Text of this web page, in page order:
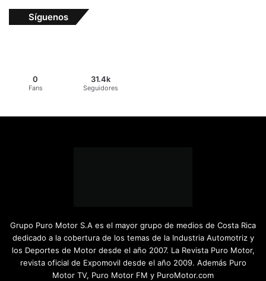
Síguenos
0
Fans
31.4k
Seguidores
Grupo Puro Motor S.A es el mayor grupo de medios de Costa Rica
dedicado a la cobertura de los temas de la Industria Automotriz y
los Deportes de Motor desde el año 2007. La Revista Puro Motor,
revista oficial de Expomovil desde el año 2009. Además Puro
Motor TV, Puro Motor FM y PuroMotor.com